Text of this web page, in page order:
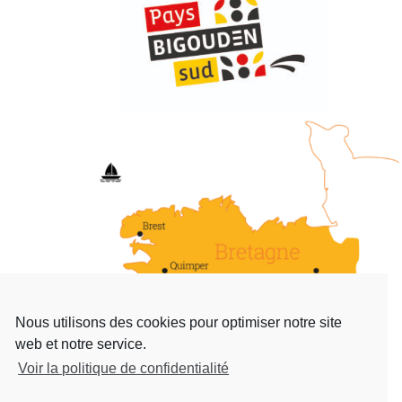
Nous utilisons des cookies pour optimiser notre site
web et notre service.
Voir la politique de confidentialité